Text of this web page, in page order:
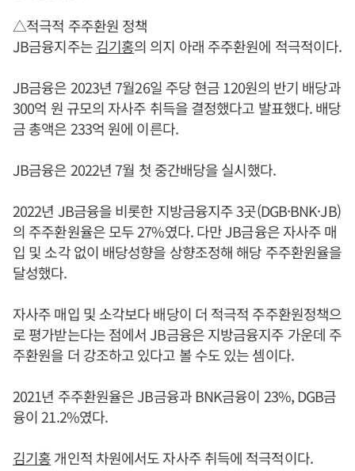
△적극적 주주환원 정책
JB금융지주는김기홍의 의지 아래 주주환원에 적극적이다.
JB금융은 2023년 7월26일 주당 현금 120원의 반기 배당과
300억 원 규모의 자사주 취득을 결정했다고 발표했다. 배당
금 총액은 233억 원에 이른다.
JB금융은 2022년 7월 첫 중간배당을 실시했다.
2022년 JB금융을 비롯한 지방금융지주 3곳(DGB·BNK·JB)
의 주주환원율은 모두 27%였다. 다만 JB금융은 자사주 매
입 및 소각 없이 배당성향을 상향조정해 해당 주주환원율을
달성했다.
자사주 매입 및 소각보다 배당이 더 적극적 주주환원정책으
로 평가받는다는 점에서 JB금융은 지방금융지주 가운데 주
주환원을 더 강조하고 있다고 볼 수도 있는 셈이다.
2021년 주주환원율은 JB금융과 BNK금융이 23%, DGB금
융이 21.2%였다.
김기홍개인적 차원에서도 자사주 취득에 적극적이다.